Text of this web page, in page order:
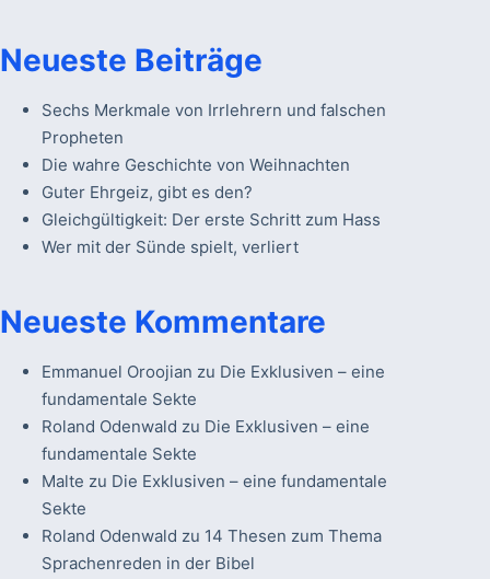
Neueste Beiträge
Sechs Merkmale von Irrlehrern und falschen
Propheten
Die wahre Geschichte von Weihnachten
Guter Ehrgeiz, gibt es den?
Gleichgültigkeit: Der erste Schritt zum Hass
Wer mit der Sünde spielt, verliert
Neueste Kommentare
Emmanuel Oroojian zu Die Exklusiven – eine
fundamentale Sekte
Roland Odenwald zu Die Exklusiven – eine
fundamentale Sekte
Malte zu Die Exklusiven – eine fundamentale
Sekte
Roland Odenwald zu 14 Thesen zum Thema
Sprachenreden in der Bibel